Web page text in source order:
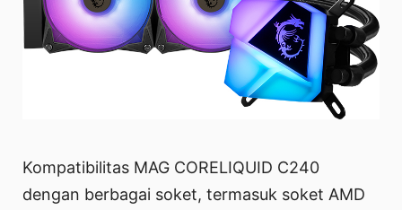
Kompatibilitas MAG CORELIQUID C240
dengan berbagai soket, termasuk soket AMD